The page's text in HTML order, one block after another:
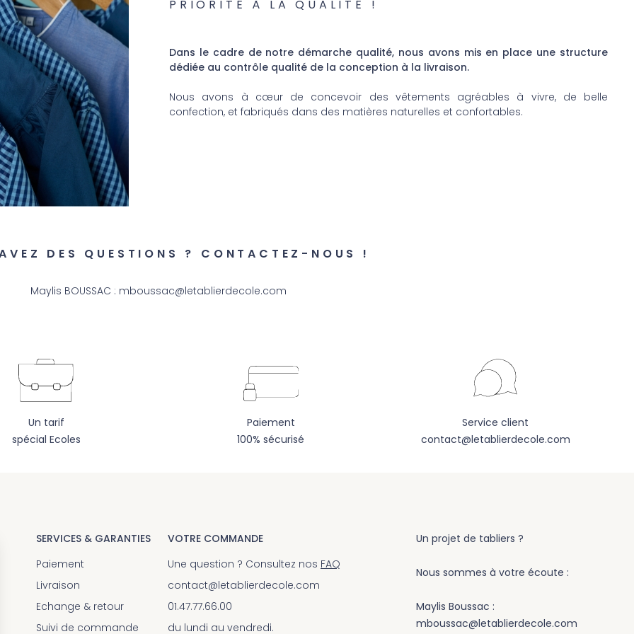
PRIORITÉ À LA QUALITÉ !
Dans le cadre de notre démarche qualité, nous avons mis en place une structure
dédiée au contrôle qualité de la conception à la livraison.
Nous avons à cœur de concevoir des vêtements agréables à vivre, de belle
confection, et fabriqués dans des matières naturelles et confortables.
DES QUESTIONS ? CONTACTEZ-NOUS !
Maylis BOUSSAC : mboussac@letablierdecole.com
Un tarif
spécial Ecoles
Paiement
100% sécurisé
Service client
contact@letablierdecole.com
SERVICES & GARANTIES
Paiement
Livraison
Echange & retour
Suivi de commande
VOTRE COMMANDE
Une question ? Consultez nos FAQ
contact@letablierdecole.com
01.47.77.66.00
du lundi au vendredi.
Un projet de tabliers ?
Nous sommes à votre écoute :
Maylis Boussac :
mboussac@letablierdecole.com